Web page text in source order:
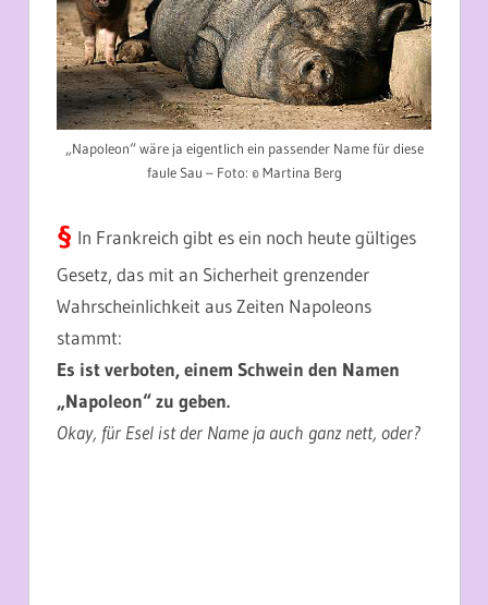
„Napoleon“ wäre ja eigentlich ein passender Name für diese
faule Sau – Foto: © Martina Berg
§ In Frankreich gibt es ein noch heute gültiges
Gesetz, das mit an Sicherheit grenzender
Wahrscheinlichkeit aus Zeiten Napoleons
stammt:
Es ist verboten, einem Schwein den Namen
„Napoleon“ zu geben.
Okay, für Esel ist der Name ja auch ganz nett, oder?